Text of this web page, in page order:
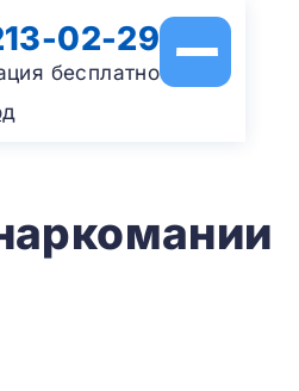
02-29
бесплатно